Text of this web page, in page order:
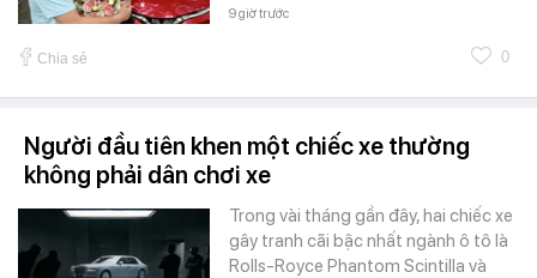
9 giờ trước
Chia sẻ 0
Người đầu tiên khen một chiếc xe thường
không phải dân chơi xe
Trong vài tháng gần đây, hai chiếc xe
gây tranh cãi bậc nhất ngành ô tô là
Rolls-Royce Phantom Scintilla và